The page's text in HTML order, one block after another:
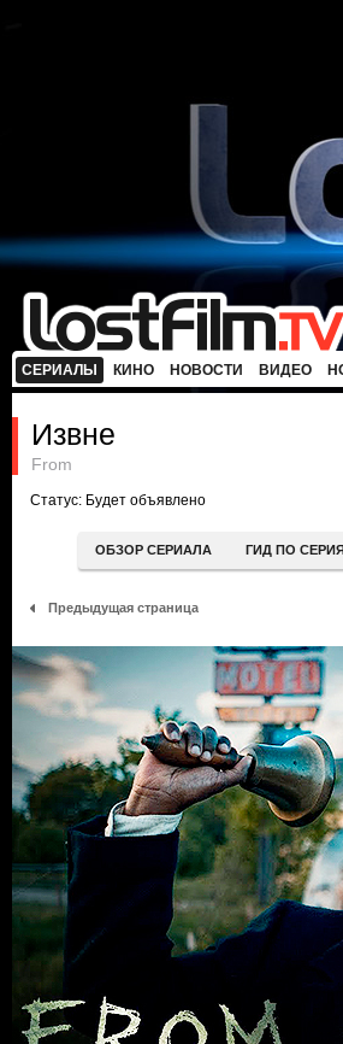
СЕРИАЛЫ КИНО НОВОСТИ ВИДЕО
Извне
From
Статус: Будет объявлено
ОБЗОР СЕРИАЛА ГИД ПО
Предыдущая страница